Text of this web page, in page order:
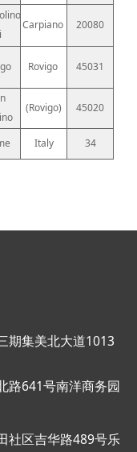
Carpiano 20080
Rovigo 45031
(Rovigo) 45020
Italy 34
期集美北大道1013
路641号南洋商务园
社区吉华路489号乐